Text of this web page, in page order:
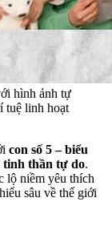
hình ảnh tự
tuệ linh hoạt
con số 5 – biểu
tinh thần tự do.
lộ niềm yêu thích
sâu về thế giới